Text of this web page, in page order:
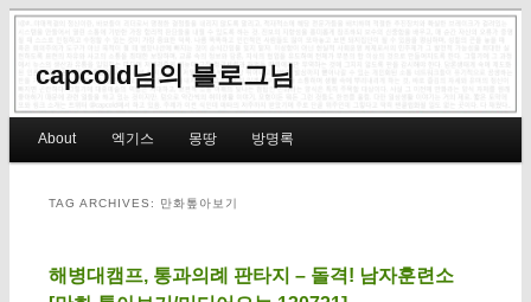
capcold님의 블로그님
Skip to primary content
Skip to secondary content
About 엑기스 몽땅 방명록
TAG ARCHIVES: 만화톺아보기
해병대캠프, 통과의례 판타지 – 돌격! 남자훈련소